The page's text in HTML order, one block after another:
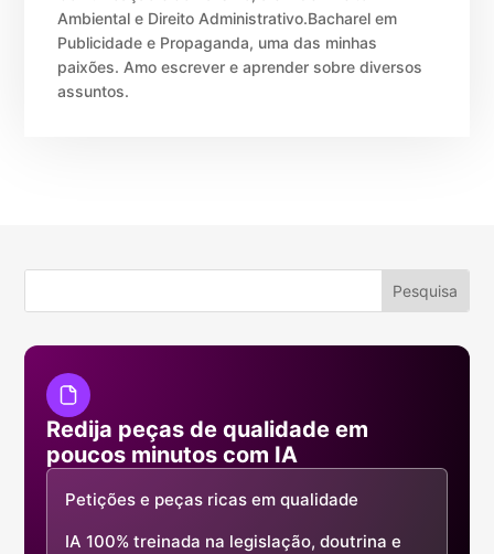
Ambiental e Direito Administrativo.Bacharel em
Publicidade e Propaganda, uma das minhas
paixões. Amo escrever e aprender sobre diversos
assuntos.
Redija peças de qualidade em
poucos minutos com IA
Petições e peças ricas em qualidade
IA 100% treinada na legislação, doutrina e